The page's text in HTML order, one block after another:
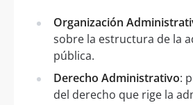
Organización
sobre la estructura de la
pública.
Derecho Administrativo:
del derecho que rige la